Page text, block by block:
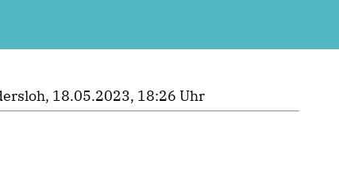
18.05.2023, 18:26 Uhr